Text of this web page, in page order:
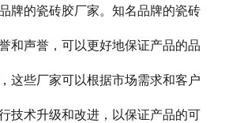
牌的瓷砖胶厂家。知名品牌的瓷砖
和声誉，可以更好地保证产品的品
这些厂家可以根据市场需求和客户
技术升级和改进，以保证产品的可